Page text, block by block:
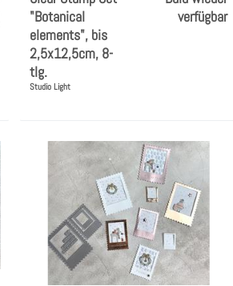
"Botanical
elements", bis
2,5x12,5cm, 8-
tlg.
Studio Light
verfügbar